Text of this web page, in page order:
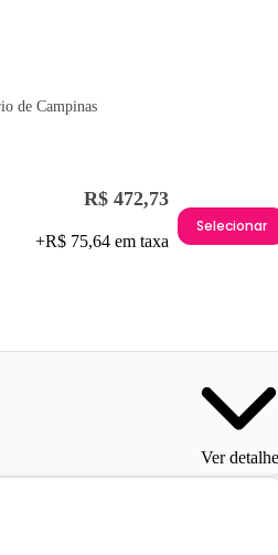
de Campinas
R$ 472,73
+R$ 75,64 em taxa
Selecionar
Ver